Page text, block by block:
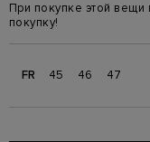
При покупке этой
покупку!
FR 45 46 47